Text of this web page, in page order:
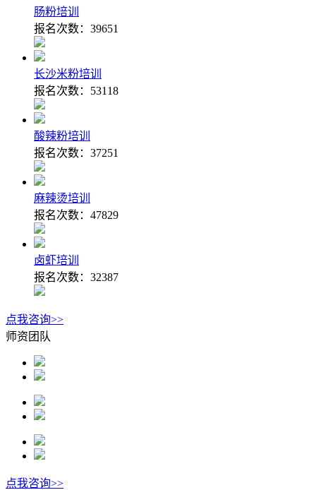
肠粉培训
报名次数： 39651
长沙米粉培训
报名次数： 53118
酸辣粉培训
报名次数： 37251
麻辣烫培训
报名次数： 47829
卤虾培训
报名次数： 32387
点我咨询>>
师资团队
点我咨询>>